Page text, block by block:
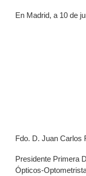
En Madrid, a 10 de
Fdo. D. Juan Carlos
Presidente Primera
Ópticos-